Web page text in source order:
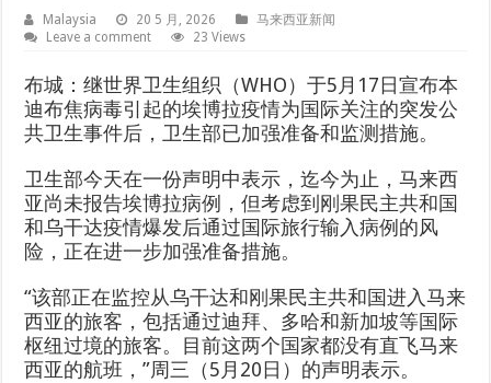
Malaysia 20 5 月, 2026
马来西亚新闻
Leave a comment
23 Views
布城：继世界卫生组织（WHO）于5月17日宣布本
迪布焦病毒引起的埃博拉疫情为国际关注的突发公
共卫生事件后，卫生部已加强准备和监测措施。
卫生部今天在一份声明中表示，迄今为止，马来西
亚尚未报告埃博拉病例，但考虑到刚果民主共和国
和乌干达疫情爆发后通过国际旅行输入病例的风
险，正在进一步加强准备措施。
“该部正在监控从乌干达和刚果民主共和国进入马来
西亚的旅客，包括通过迪拜、多哈和新加坡等国际
枢纽过境的旅客。目前这两个国家都没有直飞马来
西亚的航班，”周三（5月20日）的声明表示。